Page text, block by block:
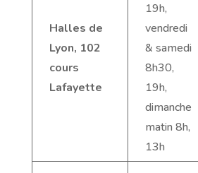
Halles de
Lyon, 102
cours
Lafayette
19h,
vendredi
& samedi
8h30,
19h,
dimanche
matin 8h,
13h